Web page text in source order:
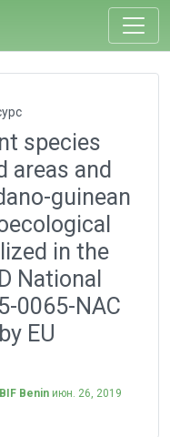
species
areas and
guinean
in the
National
0065-NAC
EU
Benin июн. 26, 2019